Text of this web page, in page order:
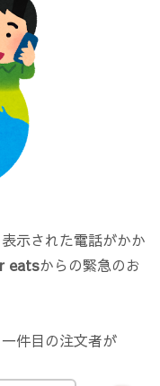
示された電話がかか
eatsからの緊急のお
件目の注文者が